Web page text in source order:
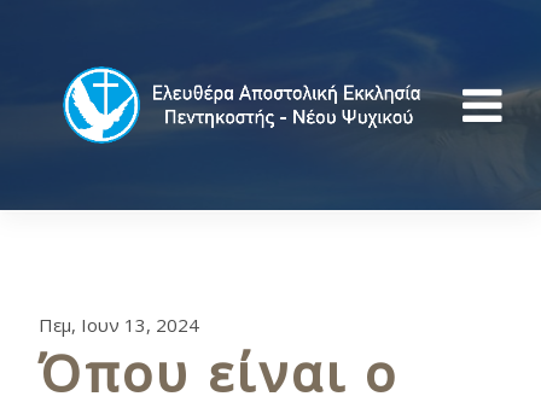
Πεμ, Ιουν 13, 2024
Όπου είναι ο